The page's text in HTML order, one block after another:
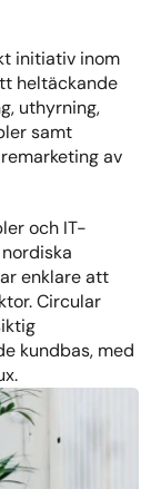
initiativ inom
heltäckande
uthyrning,
samt
av
och IT-
enklare att
Circular
kundbas, med